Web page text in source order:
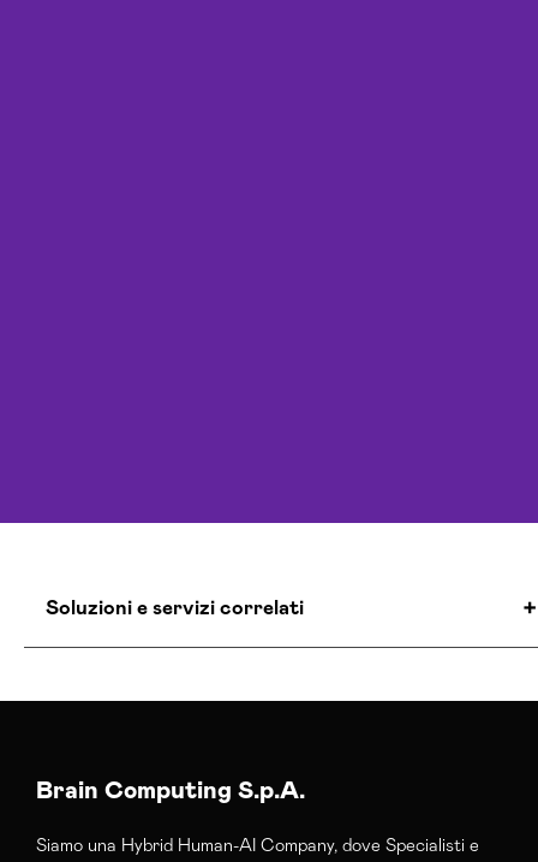
Soluzioni e servizi correlati
Brain Computing S.p.A.
Siamo una Hybrid Human-AI Company, dove Specialisti e